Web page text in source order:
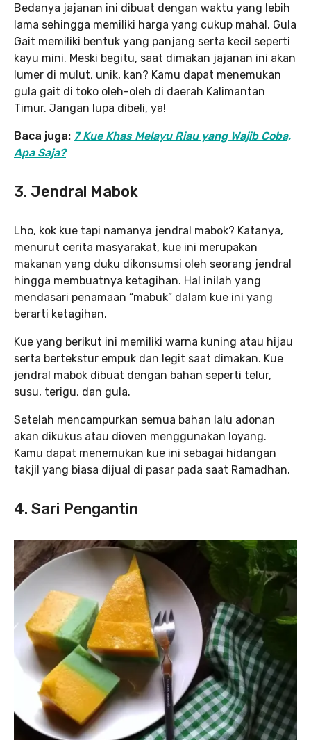
Bedanya jajanan ini dibuat dengan waktu yang lebih
lama sehingga memiliki harga yang cukup mahal. Gula
Gait memiliki bentuk yang panjang serta kecil seperti
kayu mini. Meski begitu, saat dimakan jajanan ini akan
lumer di mulut, unik, kan? Kamu dapat menemukan
gula gait di toko oleh-oleh di daerah Kalimantan
Timur. Jangan lupa dibeli, ya!
Baca juga: 7 Kue Khas Melayu Riau yang Wajib Coba,
Apa Saja?
3. Jendral Mabok
Lho, kok kue tapi namanya jendral mabok? Katanya,
menurut cerita masyarakat, kue ini merupakan
makanan yang duku dikonsumsi oleh seorang jendral
hingga membuatnya ketagihan. Hal inilah yang
mendasari penamaan “mabuk” dalam kue ini yang
berarti ketagihan.
Kue yang berikut ini memiliki warna kuning atau hijau
serta bertekstur empuk dan legit saat dimakan. Kue
jendral mabok dibuat dengan bahan seperti telur,
susu, terigu, dan gula.
Setelah mencampurkan semua bahan lalu adonan
akan dikukus atau dioven menggunakan loyang.
Kamu dapat menemukan kue ini sebagai hidangan
takjil yang biasa dijual di pasar pada saat Ramadhan.
4. Sari Pengantin